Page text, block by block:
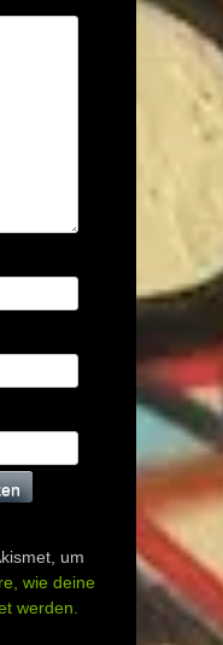
um
wie deine
werden.